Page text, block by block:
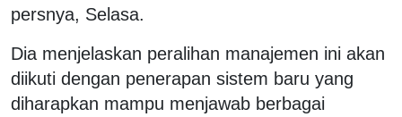
persnya, Selasa.
Dia menjelaskan peralihan manajemen ini akan
diikuti dengan penerapan sistem baru yang
diharapkan mampu menjawab berbagai